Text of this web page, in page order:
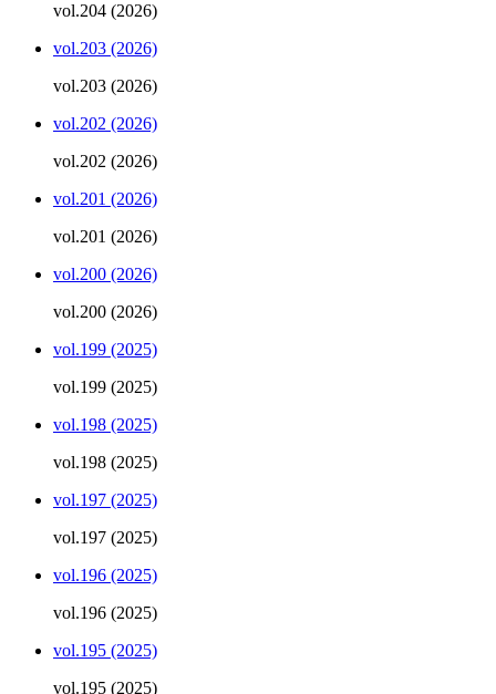
vol.204 (2026)
vol.203 (2026)
vol.203 (2026)
vol.202 (2026)
vol.202 (2026)
vol.201 (2026)
vol.201 (2026)
vol.200 (2026)
vol.200 (2026)
vol.199 (2025)
vol.199 (2025)
vol.198 (2025)
vol.198 (2025)
vol.197 (2025)
vol.197 (2025)
vol.196 (2025)
vol.196 (2025)
vol.195 (2025)
vol.195 (2025)